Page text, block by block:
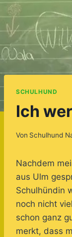
SCHULHUND
Ich
Von Schulhund
Nachdem
aus Ulm
Schulhündin
noch nicht
schon ganz
merkt, dass